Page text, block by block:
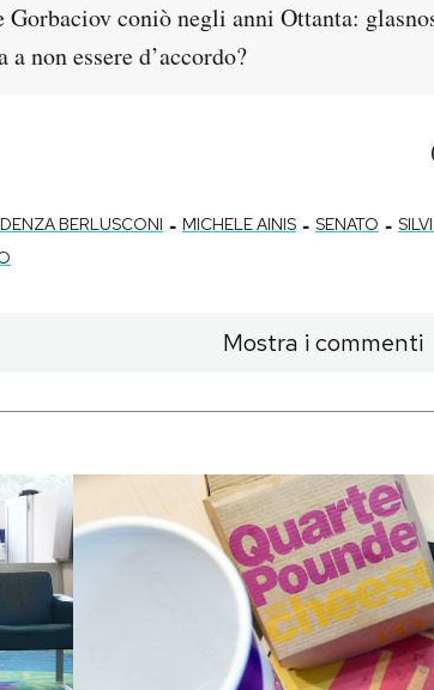
Gorbaciov coniò negli anni Ottanta:
a non essere d’accordo?
BERLUSCONI - MICHELE AINIS - SENATO -
Mostra i commenti